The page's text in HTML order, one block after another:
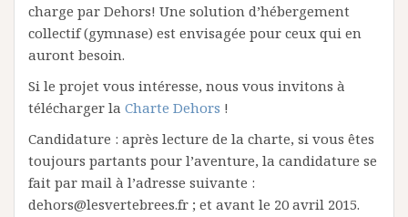
charge par Dehors! Une solution d’hébergement
collectif (gymnase) est envisagée pour ceux qui en
auront besoin.
Si le projet vous intéresse, nous vous invitons à
télécharger la Charte Dehors !
Candidature : après lecture de la charte, si vous êtes
toujours partants pour l’aventure, la candidature se
fait par mail à l’adresse suivante :
dehors@lesvertebrees.fr ; et avant le 20 avril 2015.